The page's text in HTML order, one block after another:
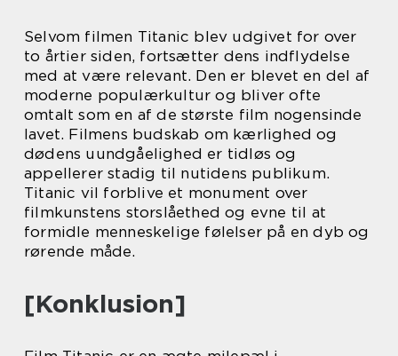
Selvom filmen Titanic blev udgivet for over
to årtier siden, fortsætter dens indflydelse
med at være relevant. Den er blevet en del af
moderne populærkultur og bliver ofte
omtalt som en af de største film nogensinde
lavet. Filmens budskab om kærlighed og
dødens uundgåelighed er tidløs og
appellerer stadig til nutidens publikum.
Titanic vil forblive et monument over
filmkunstens storslåethed og evne til at
formidle menneskelige følelser på en dyb og
rørende måde.
[Konklusion]